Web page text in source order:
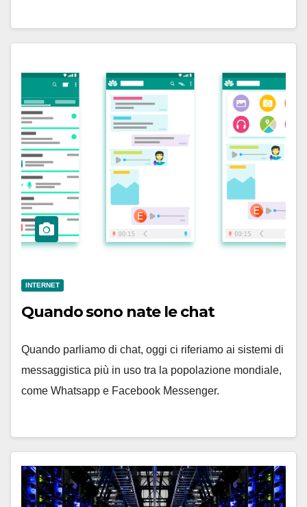
INTERNET
Quando sono nate le chat
Quando parliamo di chat, oggi ci riferiamo ai sistemi di
messaggistica più in uso tra la popolazione mondiale,
come Whatsapp e Facebook Messenger.